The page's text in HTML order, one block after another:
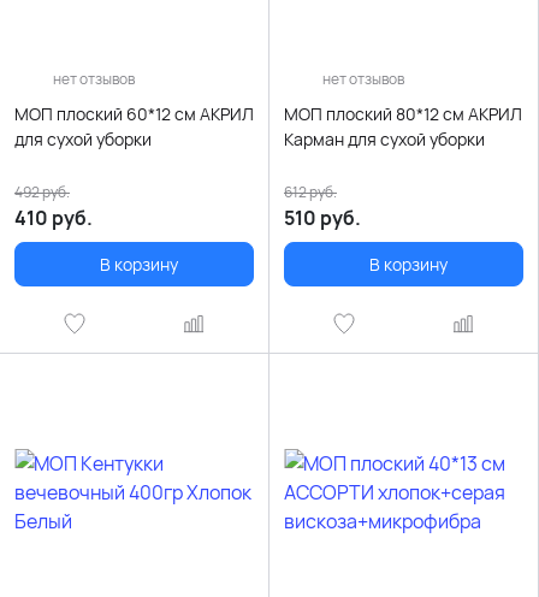
нет отзывов
МОП плоский 60*12 см АКРИЛ
для сухой уборки
410 руб.
492руб.
В корзину
нет отзывов
МОП плоский 80*12 см АКРИЛ
Карман для сухой уборки
510 руб.
612руб.
В корзину